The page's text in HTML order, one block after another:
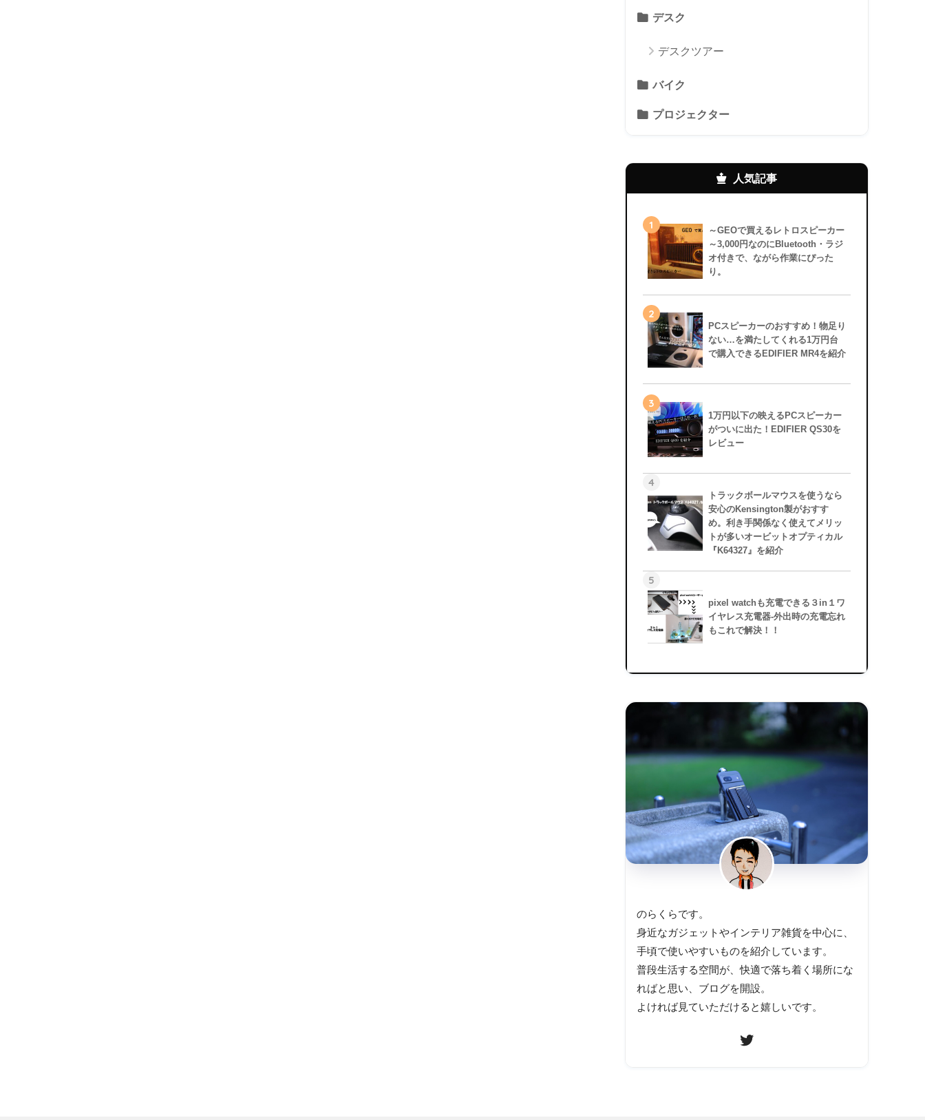
デスク
デスクツアー
バイク
プロジェクター
人気記事
1
～GEOで買えるレトロスピーカー
～3,000円なのにBluetooth・ラジ
オ付きで、ながら作業にぴった
り。
2
PCスピーカーのおすすめ！物足り
ない…を満たしてくれる1万円台
で購入できるEDIFIER MR4を紹介
3
1万円以下の映えるPCスピーカー
がついに出た！EDIFIER QS30を
レビュー
4
トラックボールマウスを使うなら
安心のKensington製がおすす
め。利き手関係なく使えてメリッ
トが多いオービットオプティカル
『K64327』を紹介
5
pixel watchも充電できる３in１ワ
イヤレス充電器-外出時の充電忘れ
もこれで解決！！
のらくらです。
身近なガジェットやインテリア雑貨を中心に、
手頃で使いやすいものを紹介しています。
普段生活する空間が、快適で落ち着く場所にな
ればと思い、ブログを開設。
よければ見ていただけると嬉しいです。